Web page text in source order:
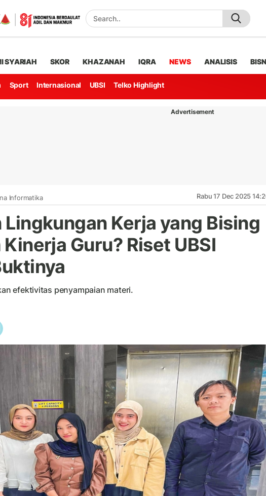
SYARIAH SKOR KHAZANAH IQRA NEWS ANALISIS
Sport Internasional UBSI Telko Highlight
Advertisement
Informatika Rabu 17 Dec 2025
Lingkungan Kerja yang Bising
Guru? Riset UBSI
efektivitas penyampaian materi.